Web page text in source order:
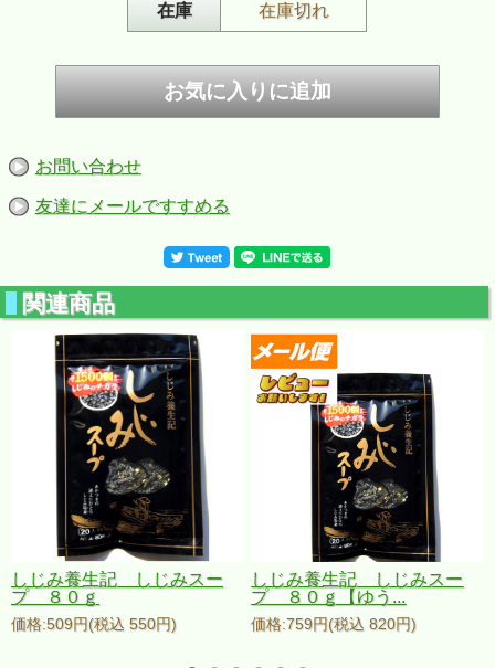
在庫 在庫切れ
お問い合わせ
友達にメールですすめる
関連商品
しじみ養生記 しじみスー
プ ８０ｇ
価格:509円(税込 550円)
しじみ養生記 しじみスー
プ ８０ｇ【ゆう...
価格:759円(税込 820円)